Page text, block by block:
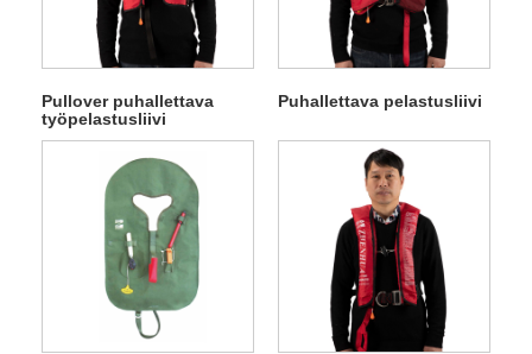
Pullover puhallettava
työpelastusliivi
Puhallettava pelastusliivi